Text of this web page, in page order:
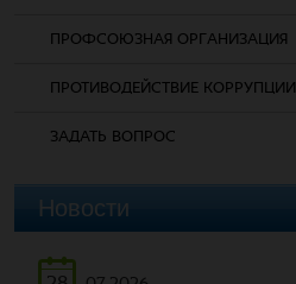
ПРОФСОЮЗНАЯ ОРГАНИЗАЦИЯ
ПРОТИВОДЕЙСТВИЕ КОРРУПЦИИ
ЗАДАТЬ ВОПРОС
Новости